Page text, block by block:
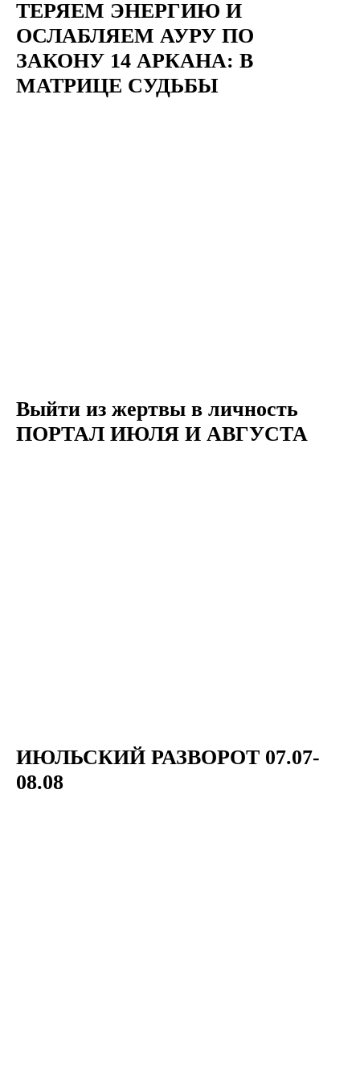
ТЕРЯЕМ ЭНЕРГИЮ И
ОСЛАБЛЯЕМ АУРУ ПО
ЗАКОНУ 14 АРКАНА: В
МАТРИЦЕ СУДЬБЫ
Выйти из жертвы в личность
ПОРТАЛ ИЮЛЯ И АВГУСТА
ИЮЛЬСКИЙ РАЗВОРОТ 07.07-
08.08 ⠀